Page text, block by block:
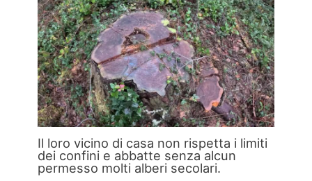
Il loro vicino di casa non rispetta i limiti
dei confini e abbatte senza alcun
permesso molti alberi secolari.